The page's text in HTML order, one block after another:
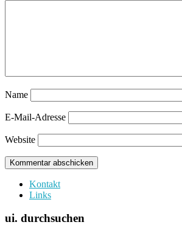
Name
E-Mail-Adresse
Website
Kontakt
Links
ui. durchsuchen